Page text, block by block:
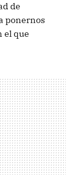
de
ponernos
el que